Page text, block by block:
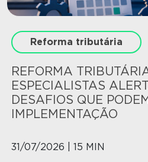
Reforma tributária
REFORMA
ESPECIALISTAS
DESAFIOS QUE
IMPLEMENTAÇÃO
31/07/2026 | 15 MIN